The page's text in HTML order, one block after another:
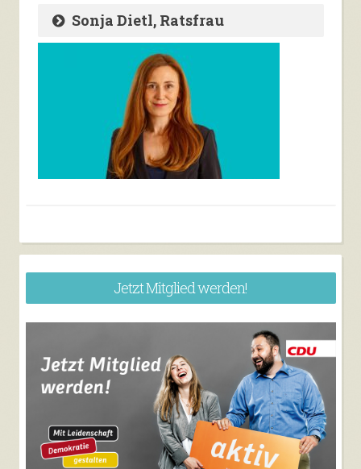
Sonja Dietl, Ratsfrau
Jetzt Mitglied werden!